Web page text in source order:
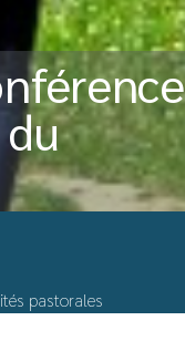
pastorales